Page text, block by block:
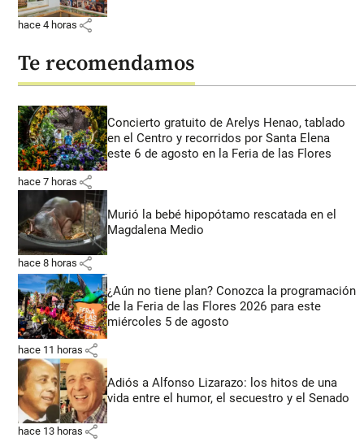
hace 4 horas share
Te recomendamos
Concierto gratuito de Arelys Henao, tablado
en el Centro y recorridos por Santa Elena
este 6 de agosto en la Feria de las Flores
hace 7 horas share
Murió la bebé hipopótamo rescatada en el
Magdalena Medio
hace 8 horas share
¿Aún no tiene plan? Conozca la programación
de la Feria de las Flores 2026 para este
miércoles 5 de agosto
hace 11 horas share
Adiós a Alfonso Lizarazo: los hitos de una
vida entre el humor, el secuestro y el Senado
hace 13 horas share